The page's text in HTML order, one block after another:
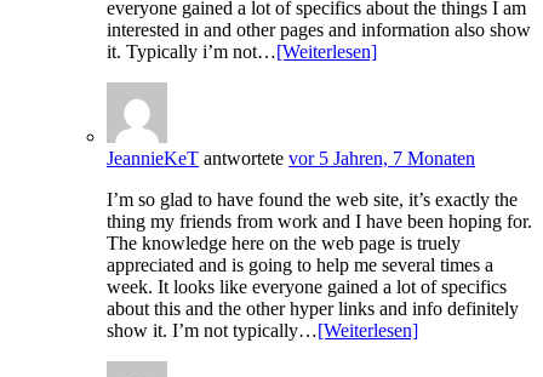
everyone gained a lot of specifics about the things I am
interested in and other pages and information also show
it. Typically i’m not…[Weiterlesen]
JeannieKeT antwortete vor 5 Jahren, 7 Monaten
I’m so glad to have found the web site, it’s exactly the
thing my friends from work and I have been hoping for.
The knowledge here on the web page is truely
appreciated and is going to help me several times a
week. It looks like everyone gained a lot of specifics
about this and the other hyper links and info definitely
show it. I’m not typically…[Weiterlesen]